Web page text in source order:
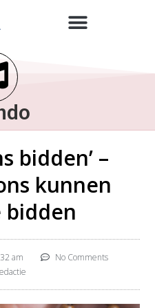
bidden’ –
kunnen
bidden
am
No Comments